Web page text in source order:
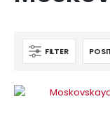
FILTER
IN DEN